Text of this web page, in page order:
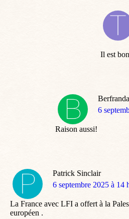
Il est
dit
6
Raison aussi!
Patrick Sinclair
dit
6 septembre 2025 à 14
La France avec LFI a offert à la
européen .